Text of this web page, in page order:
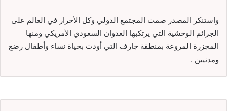
واستنكر المصدر صمت المجتمع الدولي وكل الأحرار في العالم على
الجرائم الوحشية التي يرتكبها العدوان السعودي الأمريكي ومنها
المجزرة المروعة بمنطقة جارف التي أودت بحياة نساء وأطفال رضع
ومدنيين .